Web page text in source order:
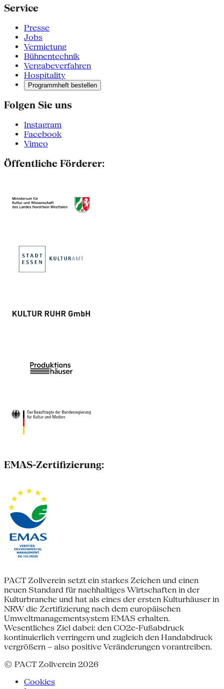
Service
Presse
Jobs
Vermietung
Bühnentechnik
Vergabeverfahren
Hospitality
Programmheft bestellen
Folgen Sie uns
Instagram
Facebook
Vimeo
Öffentliche Förderer:
EMAS-Zertifizierung:
PACT Zollverein setzt ein starkes Zeichen und einen
neuen Standard für nachhaltiges Wirtschaften in der
Kulturbranche und hat als eines der ersten Kulturhäuser in
NRW die Zertifizierung nach dem europäischen
Umweltmanagementsystem EMAS erhalten.
Wesentliches Ziel dabei: den CO2e-Fußabdruck
kontinuierlich verringern und zugleich den Handabdruck
vergrößern – also positive Veränderungen vorantreiben.
© PACT Zollverein 2026
Cookies